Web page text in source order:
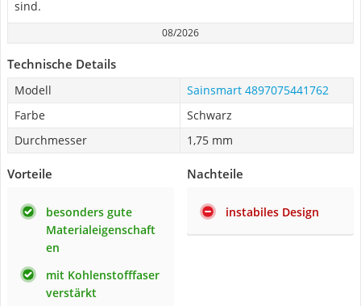
sind.
08/2026
Technische Details
Modell
Sainsmart 4897075441762
Farbe
Schwarz
Durchmesser
1,75 mm
Vorteile
besonders gute
Materialeigenschaft
en
mit Kohlenstofffaser
verstärkt
Nachteile
instabiles Design